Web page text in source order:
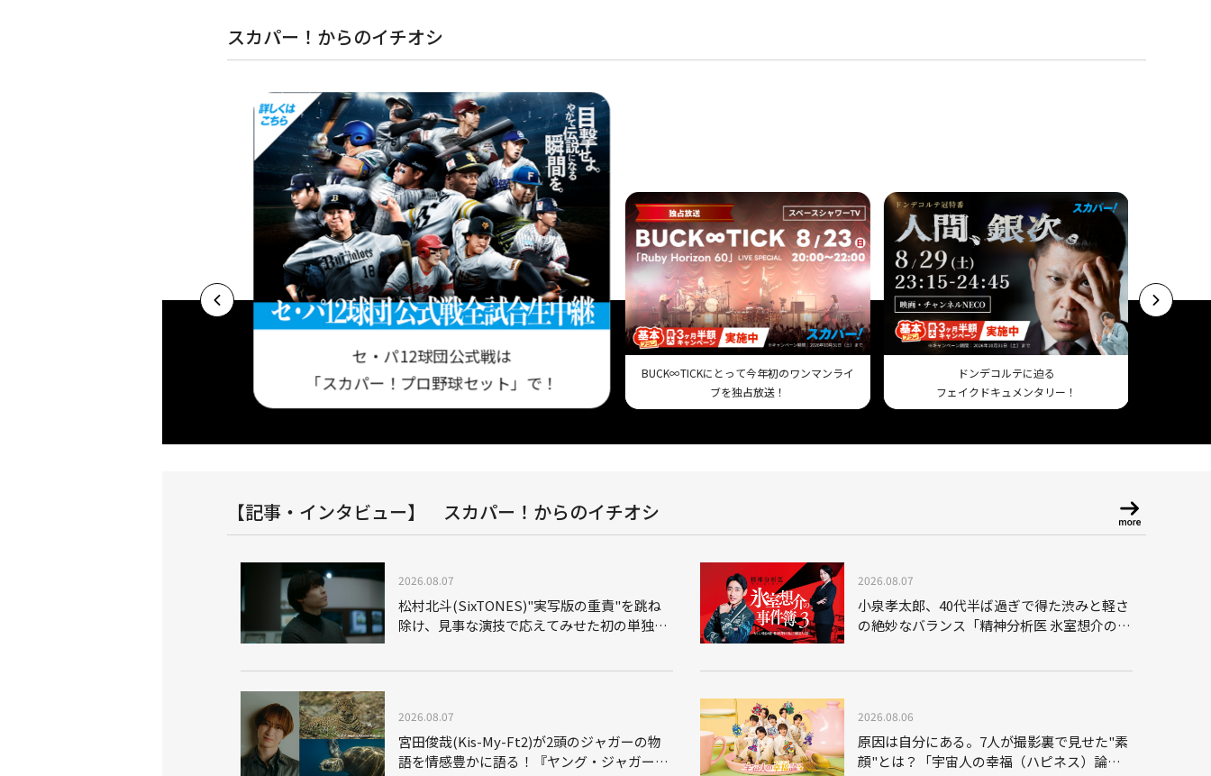
スカパー！からのイチオシ
セ・パ12球団公式戦は
「スカパー！プロ野球セット」で！
BUCK∞TICKにとって今年初のワンマンライ
ブを独占放送！
ドンデコルテに迫る
フェイクドキュメンタリー！
【記事・インタビュー】 スカパー！からのイチオシ
2026.08.07
松村北斗(SixTONES)"実写版の重責"を跳ね
除け、見事な演技で応えてみせた初の単独主
2026.08.07
小泉孝太郎、40代半ば過ぎで得た渋みと軽さ
の絶妙なバランス「精神分析医 氷室想介の事
2026.08.07
宮田俊哉(Kis-My-Ft2)が2頭のジャガーの物
語を情感豊かに語る！『ヤング・ジャガー：
2026.08.06
原因は自分にある。7人が撮影裏で見せた"素
顔"とは？「宇宙人の幸福（ハピネス）論」